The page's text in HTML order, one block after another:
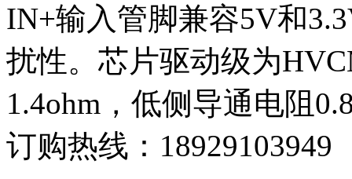
IN+输入管脚兼容5V和
扰性。芯片驱动级为
1.4ohm，低侧导通电阻
订购热线： 18929103949